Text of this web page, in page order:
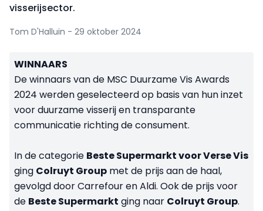
visserijsector.
Tom D'Halluin - 29 oktober 2024
WINNAARS
De winnaars van de MSC Duurzame Vis Awards
2024 werden geselecteerd op basis van hun inzet
voor duurzame visserij en transparante
communicatie richting de consument.
In de categorie Beste Supermarkt voor Verse Vis
ging Colruyt Group met de prijs aan de haal,
gevolgd door Carrefour en Aldi. Ook de prijs voor
de Beste Supermarkt ging naar Colruyt Group.